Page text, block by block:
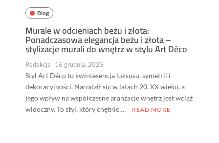
Blog
Murale w odcieniach beżu i złota:
Ponadczasowa elegancja beżu i złota –
stylizacje murali do wnętrz w stylu Art Déco
Redakcja 16 grudnia, 2025
Styl Art Déco to kwintesencja luksusu, symetrii i
dekoracyjności. Narodził się w latach 20. XX wieku, a
jego wpływ na współczesne aranżacje wnętrz jest wciąż
widoczny. To styl, który chętnie …
READ MORE